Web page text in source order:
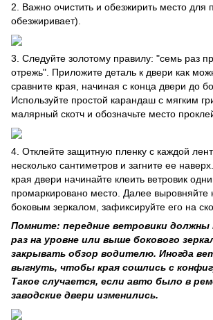
2. Важно очистить и обезжирить место для
обезжиривает).
3. Следуйте золотому правилу: "семь раз
отрежь". Приложите деталь к двери как
сравните края, начиная с конца двери до
Используйте простой карандаш с мягким
малярный скотч и обозначьте место
4. Отклейте защитную пленку с каждой
несколько сантиметров и загните ее
края двери начинайте клеить ветровик
промаркировано место. Далее выровняйте
боковым зеркалом, зафиксируйте его на
Помните: передние ветровики должны
раз на уровне или выше бокового
закрывать обзор водителю. Иногда
выгнуть, чтобы края сошлись с
Такое случается, если авто было в
заводские двери изменились.